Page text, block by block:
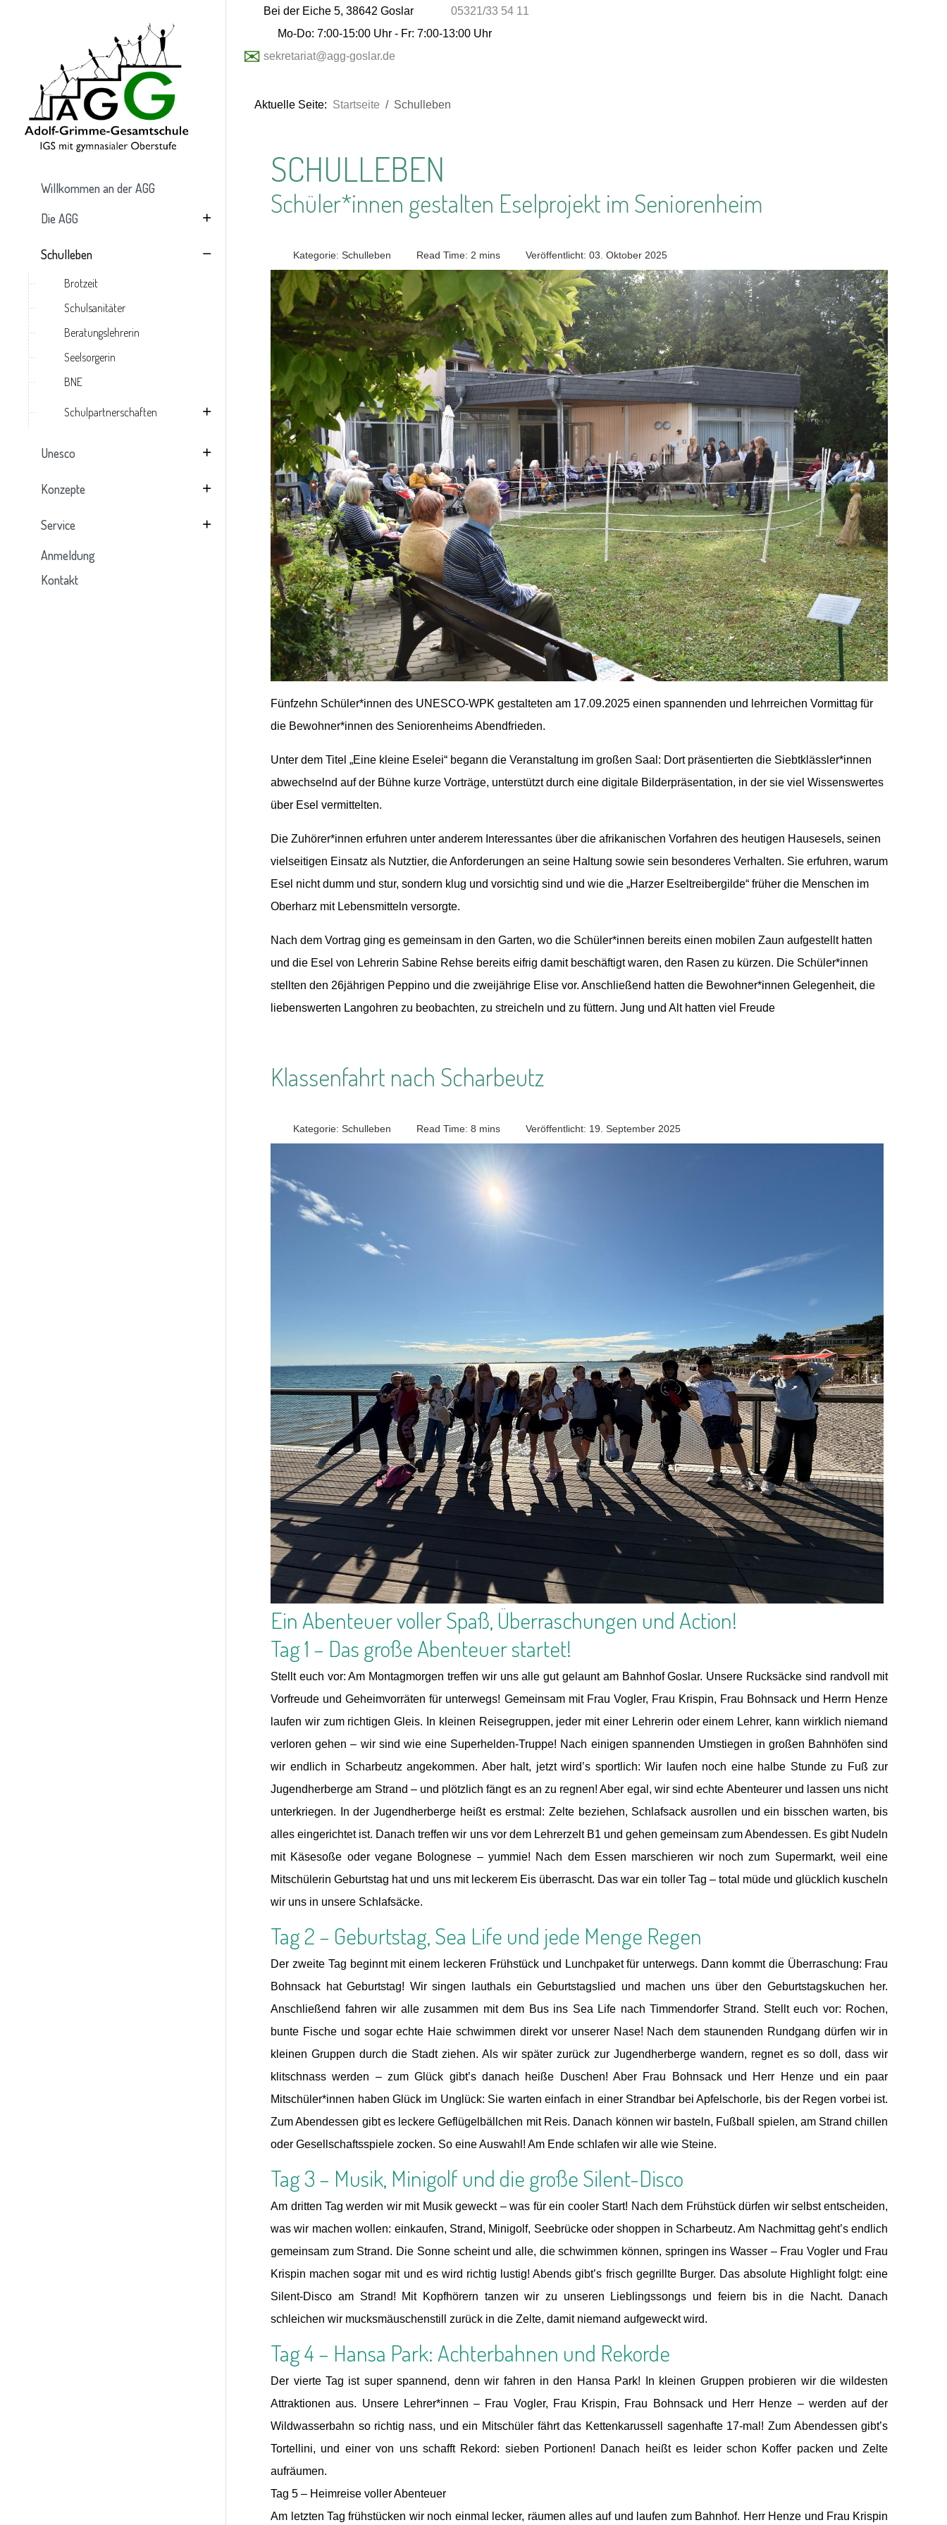
Willkommen an der AGG
Die AGG
Schulleben
Brotzeit
Schulsanitäter
Beratungslehrerin
Seelsorgerin
BNE
Schulpartnerschaften
Unesco
Konzepte
Service
Anmeldung
Kontakt
Bei der Eiche 5, 38642 Goslar
05321/33 54 11
Mo-Do: 7:00-15:00 Uhr - Fr: 7:00-13:00 Uhr
✉ sekretariat@agg-goslar.de
Aktuelle Seite: Startseite Schulleben
SCHULLEBEN
Schüler*innen gestalten Eselprojekt im Seniorenheim
Kategorie:Schulleben Read Time: 2 mins Veröffentlicht: 03. Oktober 2025
Fünfzehn Schüler*innen des UNESCO-WPK gestalteten am 17.09.2025 einen spannenden und lehrreichen Vormittag für
die Bewohner*innen des Seniorenheims Abendfrieden.
Unter dem Titel „Eine kleine Eselei“ begann die Veranstaltung im großen Saal: Dort präsentierten die Siebtklässler*innen
abwechselnd auf der Bühne kurze Vorträge, unterstützt durch eine digitale Bilderpräsentation, in der sie viel Wissenswertes
über Esel vermittelten.
Die Zuhörer*innen erfuhren unter anderem Interessantes über die afrikanischen Vorfahren des heutigen Hausesels, seinen
vielseitigen Einsatz als Nutztier, die Anforderungen an seine Haltung sowie sein besonderes Verhalten. Sie erfuhren, warum
Esel nicht dumm und stur, sondern klug und vorsichtig sind und wie die „Harzer Eseltreibergilde“ früher die Menschen im
Oberharz mit Lebensmitteln versorgte.
Nach dem Vortrag ging es gemeinsam in den Garten, wo die Schüler*innen bereits einen mobilen Zaun aufgestellt hatten
und die Esel von Lehrerin Sabine Rehse bereits eifrig damit beschäftigt waren, den Rasen zu kürzen. Die Schüler*innen
stellten den 26jährigen Peppino und die zweijährige Elise vor. Anschließend hatten die Bewohner*innen Gelegenheit, die
liebenswerten Langohren zu beobachten, zu streicheln und zu füttern. Jung und Alt hatten viel Freude
Klassenfahrt nach Scharbeutz
Kategorie:Schulleben Read Time: 8 mins Veröffentlicht: 19. September 2025
Ein Abenteuer voller Spaß, Überraschungen und Action!
Tag 1 – Das große Abenteuer startet!
Stellt euch vor: Am Montagmorgen treffen wir uns alle gut gelaunt am Bahnhof Goslar. Unsere Rucksäcke sind randvoll mit
Vorfreude und Geheimvorräten für unterwegs! Gemeinsam mit Frau Vogler, Frau Krispin, Frau Bohnsack und Herrn Henze
laufen wir zum richtigen Gleis. In kleinen Reisegruppen, jeder mit einer Lehrerin oder einem Lehrer, kann wirklich niemand
verloren gehen – wir sind wie eine Superhelden-Truppe! Nach einigen spannenden Umstiegen in großen Bahnhöfen sind
wir endlich in Scharbeutz angekommen. Aber halt, jetzt wird’s sportlich: Wir laufen noch eine halbe Stunde zu Fuß zur
Jugendherberge am Strand – und plötzlich fängt es an zu regnen! Aber egal, wir sind echte Abenteurer und lassen uns nicht
unterkriegen. In der Jugendherberge heißt es erstmal: Zelte beziehen, Schlafsack ausrollen und ein bisschen warten, bis
alles eingerichtet ist. Danach treffen wir uns vor dem Lehrerzelt B1 und gehen gemeinsam zum Abendessen. Es gibt Nudeln
mit Käsesoße oder vegane Bolognese – yummie! Nach dem Essen marschieren wir noch zum Supermarkt, weil eine
Mitschülerin Geburtstag hat und uns mit leckerem Eis überrascht. Das war ein toller Tag – total müde und glücklich kuscheln
wir uns in unsere Schlafsäcke.
Tag 2 – Geburtstag, Sea Life und jede Menge Regen
Der zweite Tag beginnt mit einem leckeren Frühstück und Lunchpaket für unterwegs. Dann kommt die Überraschung: Frau
Bohnsack hat Geburtstag! Wir singen lauthals ein Geburtstagslied und machen uns über den Geburtstagskuchen her.
Anschließend fahren wir alle zusammen mit dem Bus ins Sea Life nach Timmendorfer Strand. Stellt euch vor: Rochen,
bunte Fische und sogar echte Haie schwimmen direkt vor unserer Nase! Nach dem staunenden Rundgang dürfen wir in
kleinen Gruppen durch die Stadt ziehen. Als wir später zurück zur Jugendherberge wandern, regnet es so doll, dass wir
klitschnass werden – zum Glück gibt’s danach heiße Duschen! Aber Frau Bohnsack und Herr Henze und ein paar
Mitschüler*innen haben Glück im Unglück: Sie warten einfach in einer Strandbar bei Apfelschorle, bis der Regen vorbei ist.
Zum Abendessen gibt es leckere Geflügelbällchen mit Reis. Danach können wir basteln, Fußball spielen, am Strand chillen
oder Gesellschaftsspiele zocken. So eine Auswahl! Am Ende schlafen wir alle wie Steine.
Tag 3 – Musik, Minigolf und die große Silent-Disco
Am dritten Tag werden wir mit Musik geweckt – was für ein cooler Start! Nach dem Frühstück dürfen wir selbst entscheiden,
was wir machen wollen: einkaufen, Strand, Minigolf, Seebrücke oder shoppen in Scharbeutz. Am Nachmittag geht’s endlich
gemeinsam zum Strand. Die Sonne scheint und alle, die schwimmen können, springen ins Wasser – Frau Vogler und Frau
Krispin machen sogar mit und es wird richtig lustig! Abends gibt’s frisch gegrillte Burger. Das absolute Highlight folgt: eine
Silent-Disco am Strand! Mit Kopfhörern tanzen wir zu unseren Lieblingssongs und feiern bis in die Nacht. Danach
schleichen wir mucksmäuschenstill zurück in die Zelte, damit niemand aufgeweckt wird.
Tag 4 – Hansa Park: Achterbahnen und Rekorde
Der vierte Tag ist super spannend, denn wir fahren in den Hansa Park! In kleinen Gruppen probieren wir die wildesten
Attraktionen aus. Unsere Lehrer*innen – Frau Vogler, Frau Krispin, Frau Bohnsack und Herr Henze – werden auf der
Wildwasserbahn so richtig nass, und ein Mitschüler fährt das Kettenkarussell sagenhafte 17-mal! Zum Abendessen gibt’s
Tortellini, und einer von uns schafft Rekord: sieben Portionen! Danach heißt es leider schon Koffer packen und Zelte
aufräumen.
Tag 5 – Heimreise voller Abenteuer
Am letzten Tag frühstücken wir noch einmal lecker, räumen alles auf und laufen zum Bahnhof. Herr Henze und Frau Krispin